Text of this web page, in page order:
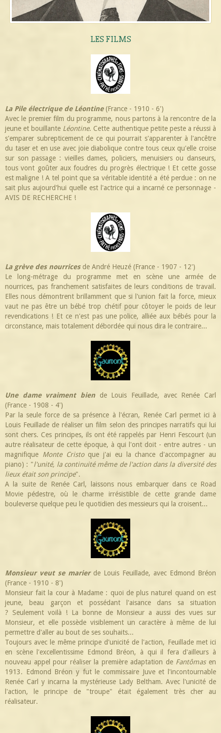
LES FILMS
La Pile électrique de Léontine(France - 1910 - 6')
Avec le premier film du programme, nous partons à la rencontre de la
jeune et bouillante Léontine. Cette authentique petite peste a réussi à
s'emparer subrepticement de ce qui pourrait s'apparenter à l'ancêtre
du taser et en use avec joie diabolique contre tous ceux qu'elle croise
sur son passage : vieilles dames, policiers, menuisiers ou danseurs,
tous vont goûter aux foudres du progrès électrique ! Et cette gosse
est maligne ! A tel point que sa véritable identité a été perdue : on ne
sait plus aujourd'hui quelle est l'actrice qui a incarné ce personnage -
AVIS DE RECHERCHE !
La grève des nourricesde André Heuzé (France - 1907 - 12')
Le long-métrage du programme met en scène une armée de
nourrices, pas franchement satisfaites de leurs conditions de travail.
Elles nous démontrent brillamment que si l'union fait la force, mieux
vaut ne pas être un bébé trop chétif pour côtoyer le poids de leur
revendications ! Et ce n'est pas une police, alliée aux bébés pour la
circonstance, mais totalement débordée qui nous dira le contraire...
Une dame vraiment bien de Louis Feuillade, avec Renée Carl
(France - 1908 - 4')
Par la seule force de sa présence à l'écran, Renée Carl permet ici à
Louis Feuillade de réaliser un film selon des principes narratifs qui lui
sont chers. Ces principes, ils ont été rappelés par Henri Fescourt (un
autre réalisateur de cette époque, à qui l'ont doit - entre autres - un
magnifique Monte Cristoque j'ai eu la chance d'accompagner au
piano) : "l'unité, la continuité même de l'action dans la diversité des
lieux était son principe".
A la suite de Renée Carl, laissons nous embarquer dans ce Road
Movie pédestre, où le charme irrésistible de cette grande dame
bouleverse quelque peu le quotidien des messieurs qui la croisent...
Monsieur veut se marierde Louis Feuillade, avec Edmond Bréon
(France - 1910 - 8')
Monsieur fait la cour à Madame : quoi de plus naturel quand on est
jeune, beau garçon et possédant l'aisance dans sa situation
? Seulement voilà ! La bonne de Monsieur a aussi des vues sur
Monsieur, et elle possède visiblement un caractère à même de lui
permettre d'aller au bout de ses souhaits...
Toujours avec le même principe d'unicité de l'action, Feuillade met ici
en scène l'excellentissime Edmond Bréon, à qui il fera d'ailleurs à
nouveau appel pour réaliser la première adaptation de Fantômasen
1913. Edmond Bréon y fut le commissaire Juve et l'incontournable
Renée Carl y incarna la mystérieuse Lady Beltham. Avec l'unicité de
l'action, le principe de "troupe" était également très cher au
réalisateur.